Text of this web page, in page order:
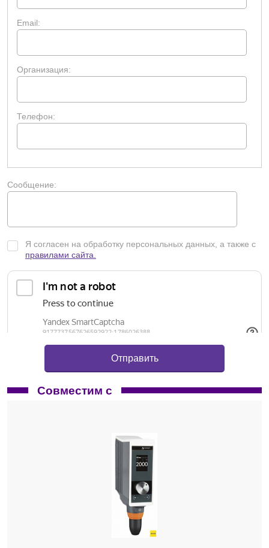
Email:
Организация:
Телефон:
Сообщение:
Я согласен на обработку персональных данных, а также с
правилами сайта.
Совместим с